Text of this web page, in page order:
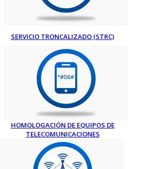
SERVICIO TRONCALIZADO (STRC)
HOMOLOGACIÓN DE EQUIPOS DE
TELECOMUNICACIONES